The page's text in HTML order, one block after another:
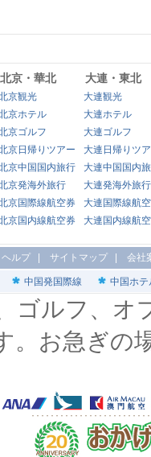
北京・華北 大連・東北
京観光
大連観光
京ホテル
大連ホテル
京ゴルフ
大連ゴルフ
京日帰りツアー
大連日帰りツ
京中国国内旅行
大連中国国内
京発海外旅行
大連発海外旅行
京国際線航空券
大連国際線航
京国内線航空券 大連国内線航
ヘルプ サイトマップ 会社
中国発国際線 中国ホテ
ゴルフ、オ
。お急ぎの